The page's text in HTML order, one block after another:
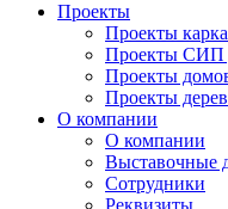
Проекты
Проекты
Проекты СИП
Проекты
Проекты
О компании
О компании
Выставочные
Сотрудники
Реквизиты